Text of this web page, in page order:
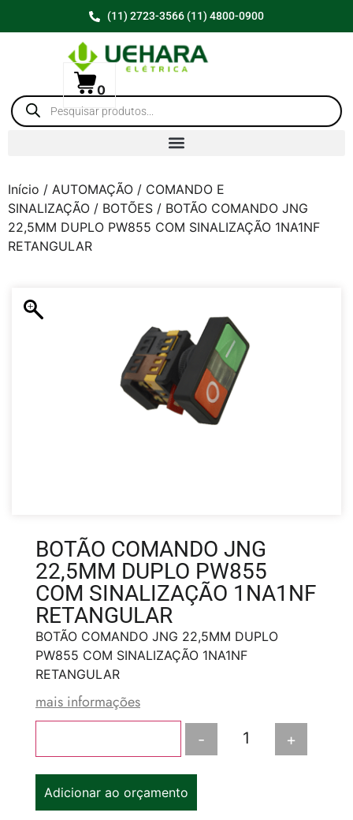
(11) 2723-3566 (11) 4800-0900
0
Início / AUTOMAÇÃO / COMANDO E
SINALIZAÇÃO / BOTÕES / BOTÃO COMANDO JNG
22,5MM DUPLO PW855 COM SINALIZAÇÃO 1NA1NF
RETANGULAR
BOTÃO COMANDO JNG
22,5MM DUPLO PW855
COM SINALIZAÇÃO 1NA1NF
RETANGULAR
BOTÃO COMANDO JNG 22,5MM DUPLO
PW855 COM SINALIZAÇÃO 1NA1NF
RETANGULAR
mais informações
- +
Adicionar ao orçamento